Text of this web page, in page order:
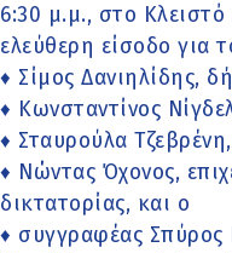
6:30 μ.μ., στο
ελεύθερη είσοδο για
♦ Σίμος Δανιηλίδης,
♦ Κωνσταντίνος
♦ Σταυρούλα
♦ Νώντας Όχονος,
δικτατορίας, και ο
♦ συγγραφέας Σπύρος